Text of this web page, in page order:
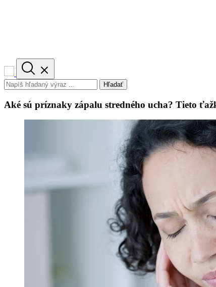
Hľadať
Aké sú príznaky zápalu stredného ucha? Tieto